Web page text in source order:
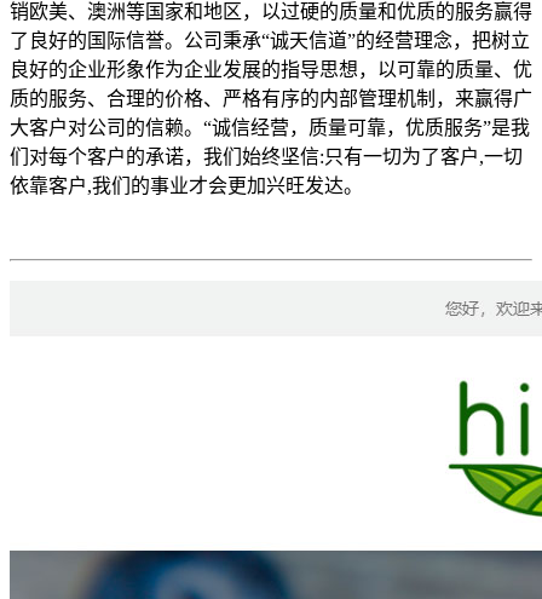
销欧美、澳洲等国家和地区，以过硬的质量和优质的服务赢得
了良好的国际信誉。公司秉承“诚天信道”的经营理念，把树立
良好的企业形象作为企业发展的指导思想，以可靠的质量、优
质的服务、合理的价格、严格有序的内部管理机制，来赢得广
大客户对公司的信赖。“诚信经营，质量可靠，优质服务”是我
们对每个客户的承诺，我们始终坚信:只有一切为了客户,一切
依靠客户,我们的事业才会更加兴旺发达。